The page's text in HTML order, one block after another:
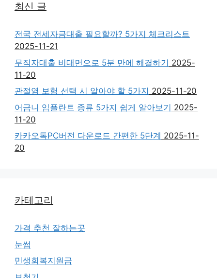
최신 글
전국 전세자금대출 필요할까? 5가지 체크리스트
2025-11-21
무직자대출 비대면으로 5분 만에 해결하기 2025-
11-20
관절염 보험 선택 시 알아야 할 5가지 2025-11-20
어금니 임플란트 종류 5가지 쉽게 알아보기 2025-
11-20
카카오톡PC버전 다운로드 간편한 5단계 2025-11-
20
카테고리
가격 추천 잘하는곳
눈썹
민생회복지원금